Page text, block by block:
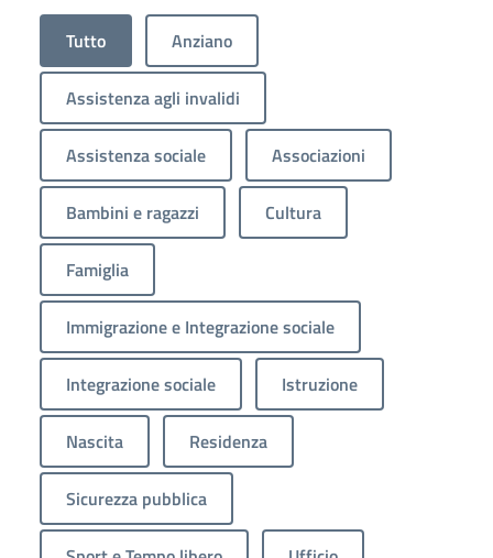
Tutto Anziano
Assistenza agli invalidi
Assistenza sociale Associazioni
Bambini e ragazzi Cultura
Famiglia
Immigrazione e Integrazione sociale
Integrazione sociale Istruzione
Nascita Residenza
Sicurezza pubblica